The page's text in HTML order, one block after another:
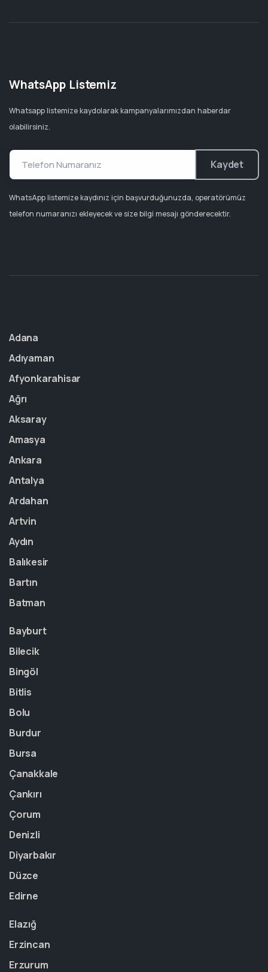
WhatsApp Listemiz
Whatsapp listemize kaydolarak kampanyalarımızdan haberdar
olabilirsiniz.
Kaydet
WhatsApp listemize kaydınız için başvurduğunuzda, operatörümüz
telefon numaranızı ekleyecek ve size bilgi mesajı gönderecektir.
Adana
Adıyaman
Afyonkarahisar
Ağrı
Aksaray
Amasya
Ankara
Antalya
Ardahan
Artvin
Aydın
Balıkesir
Bartın
Batman
Bayburt
Bilecik
Bingöl
Bitlis
Bolu
Burdur
Bursa
Çanakkale
Çankırı
Çorum
Denizli
Diyarbakır
Düzce
Edirne
Elazığ
Erzincan
Erzurum